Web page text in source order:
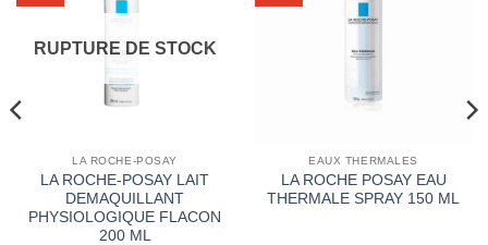
RUPTURE DE STOCK
LA ROCHE-POSAY
LA ROCHE-POSAY LAIT
DEMAQUILLANT
PHYSIOLOGIQUE FLACON
200 ML
EAUX THERMALES
LA ROCHE POSAY EAU
THERMALE SPRAY 150 ML